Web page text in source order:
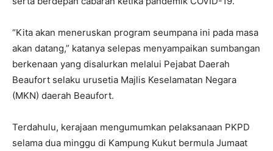
“Kita akan meneruskan program seumpana ini pada masa
akan datang,” katanya selepas menyampaikan sumbangan
berkenaan yang disalurkan melalui Pejabat Daerah
Beaufort selaku urusetia Majlis Keselamatan Negara
(MKN) daerah Beaufort.
Terdahulu, kerajaan mengumumkan pelaksanaan PKPD
selama dua minggu di Kampung Kukut bermula Jumaat